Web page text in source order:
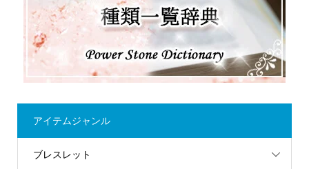
アイテムジャンル
ブレスレット